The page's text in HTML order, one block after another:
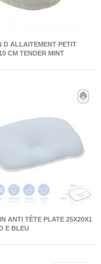
D ALLAITEMENT PETIT
CM TENDER MINT
ANTI TÊTE PLATE 25X20X1
E BLEU